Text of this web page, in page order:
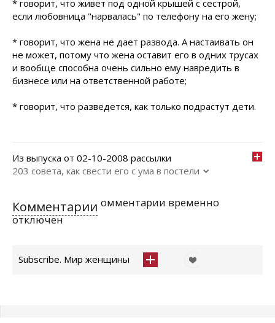
* говорит, что живет под одной крышей с сестрой,
если любовница "нарвалась" по телефону на его жену;
* говорит, что жена не дает развода. А настаивать он
не может, потому что жена оставит его в одних трусах
и вообще способна очень сильно ему навредить в
бизнесе или на ответственной работе;
* говорит, что разведется, как только подрастут дети.
Из выпуска от 02-10-2008 рассылки
203 совета, как свести его с ума в постели
Комментарии омментарии временно
отключен
Subscribe. Мир женщины